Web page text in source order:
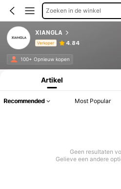
Zoeken in de winkel
XIANGLA
Verkoper 4.84
100+ Opnieuw kopen
Productinformatie: Prijsopenbaring,
Artikel
Recommended Most Popular
Geen resultaten
Gelieve een andere